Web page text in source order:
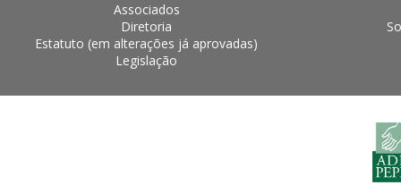
Associados
Diretoria
Estatuto (em alterações já aprovadas)
Legislação